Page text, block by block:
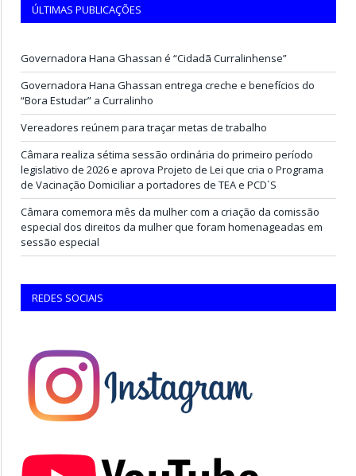
ÚLTIMAS PUBLICAÇÕES
Governadora Hana Ghassan é “Cidadã Curralinhense”
Governadora Hana Ghassan entrega creche e benefícios do
“Bora Estudar” a Curralinho
Vereadores reúnem para traçar metas de trabalho
Câmara realiza sétima sessão ordinária do primeiro período
legislativo de 2026 e aprova Projeto de Lei que cria o Programa
de Vacinação Domiciliar a portadores de TEA e PCD`S
Câmara comemora mês da mulher com a criação da comissão
especial dos direitos da mulher que foram homenageadas em
sessão especial
REDES SOCIAIS